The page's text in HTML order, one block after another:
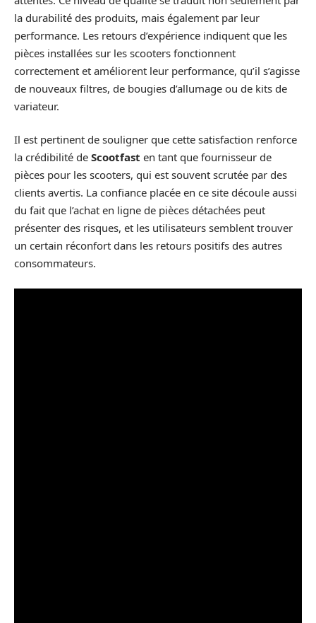
la durabilité des produits, mais également par leur
performance. Les retours d’expérience indiquent que les
pièces installées sur les scooters fonctionnent
correctement et améliorent leur performance, qu’il s’agisse
de nouveaux filtres, de bougies d’allumage ou de kits de
variateur.
Il est pertinent de souligner que cette satisfaction renforce
la crédibilité de Scootfast en tant que fournisseur de
pièces pour les scooters, qui est souvent scrutée par des
clients avertis. La confiance placée en ce site découle aussi
du fait que l’achat en ligne de pièces détachées peut
présenter des risques, et les utilisateurs semblent trouver
un certain réconfort dans les retours positifs des autres
consommateurs.